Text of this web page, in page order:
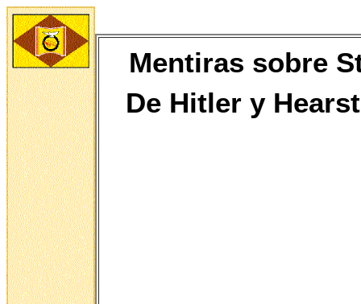
Mentiras sobre
De Hitler y